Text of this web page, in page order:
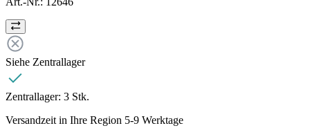
Siehe Zentrallager
Zentrallager: 3 Stk.
Versandzeit in Ihre Region 5-9 Werktage